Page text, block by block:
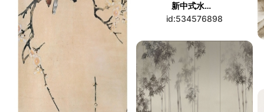
新中式水墨装饰画
id:534576898